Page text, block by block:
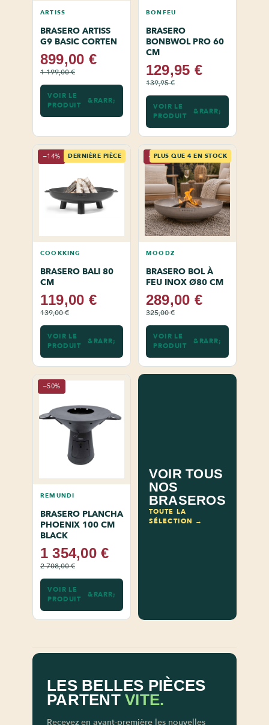
ARTISS
BRASERO ARTISS
G9 BASIC CORTEN
899,00 €
1 199,00 €
VOIR LE
PRODUIT
BONFEU
BRASERO
BONBWOL PRO 60
CM
129,95 €
139,95 €
VOIR LE
PRODUIT
−14% DERNIÈRE PIÈCE
COOKKING
BRASERO BALI 80
CM
119,00 €
139,00 €
VOIR LE
PRODUIT
−11%
PLUS QUE 4 EN STOCK
MOODZ
BRASERO BOL À
FEU INOX Ø80 CM
289,00 €
325,00 €
VOIR LE
PRODUIT
−50%
REMUNDI
BRASERO PLANCHA
PHOENIX 100 CM
BLACK
1 354,00 €
2 708,00 €
VOIR LE
PRODUIT
VOIR TOUS
NOS
BRASEROS
TOUTE LA
SÉLECTION →
LES BELLES PIÈCES
PARTENTVITE.
Recevez en avant-première les nouvelles